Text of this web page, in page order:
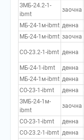
ЗМБ-24.2-1-
ibmt
заочна
МБ-24-1м-ibmt денна
МБ-24-1м-ibmt заочна
СО-23.2-1-ibmt денна
МБ-24-1-ibmt денна
МБ-24-1м-ibmt денна
СО-23-1-ibmt
денна
ЗМБ-24-1м-
ibmt
заочна
СО-23-1-ibmt денна
СО-23.2-1-ibmt денна